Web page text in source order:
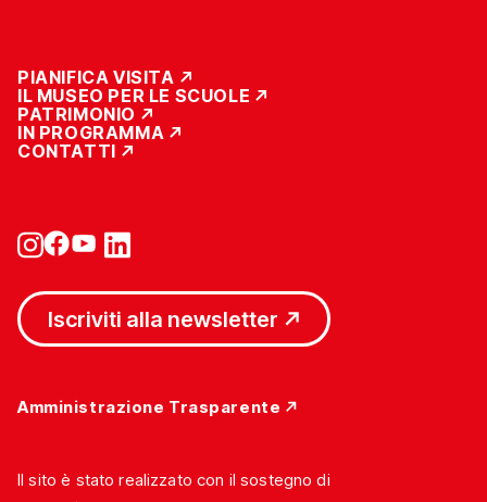
PIANIFICA VISITA
IL MUSEO PER LE SCUOLE
PATRIMONIO
IN PROGRAMMA
CONTATTI
Iscriviti alla newsletter
Amministrazione Trasparente
Il sito è stato realizzato con il sostegno di